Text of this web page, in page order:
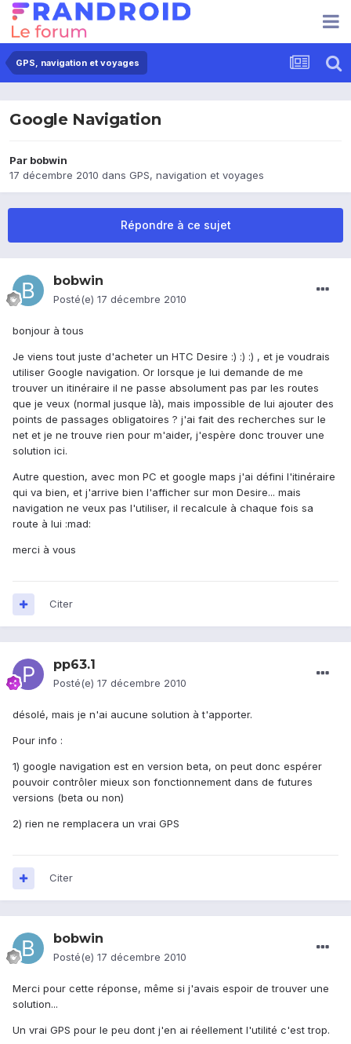
GPS, navigation et voyages
Google Navigation
Par bobwin
17 décembre 2010 dans GPS, navigation et voyages
Répondre à ce sujet
bobwin
Posté(e) 17 décembre 2010
bonjour à tous
Je viens tout juste d'acheter un HTC Desire :) :) :) , et je voudrais
utiliser Google navigation. Or lorsque je lui demande de me
trouver un itinéraire il ne passe absolument pas par les routes
que je veux (normal jusque là), mais impossible de lui ajouter des
points de passages obligatoires ? j'ai fait des recherches sur le
net et je ne trouve rien pour m'aider, j'espère donc trouver une
solution ici.
Autre question, avec mon PC et google maps j'ai défini l'itinéraire
qui va bien, et j'arrive bien l'afficher sur mon Desire... mais
navigation ne veux pas l'utiliser, il recalcule à chaque fois sa
route à lui :mad:
merci à vous
Citer
pp63.1
Posté(e) 17 décembre 2010
désolé, mais je n'ai aucune solution à t'apporter.
Pour info :
1) google navigation est en version beta, on peut donc espérer
pouvoir contrôler mieux son fonctionnement dans de futures
versions (beta ou non)
2) rien ne remplacera un vrai GPS
Citer
bobwin
Posté(e) 17 décembre 2010
Merci pour cette réponse, même si j'avais espoir de trouver une
solution...
Un vrai GPS pour le peu dont j'en ai réellement l'utilité c'est trop.